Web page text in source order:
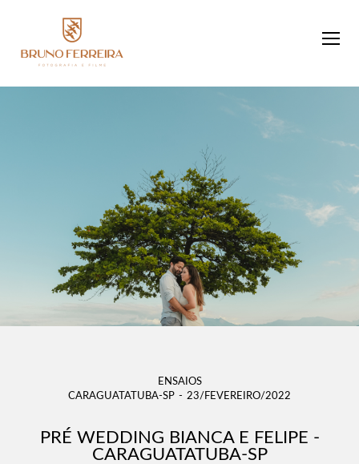
ENSAIOS
CARAGUATATUBA-SP
23/FEVEREIRO/2022
PRÉ WEDDING BIANCA E FELIPE -
CARAGUATATUBA-SP